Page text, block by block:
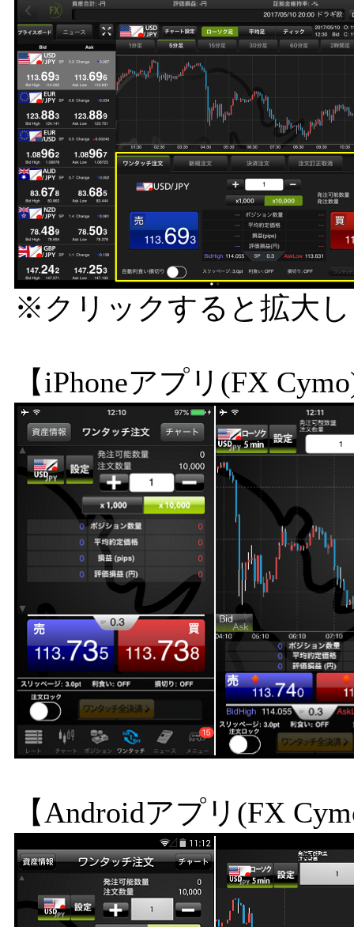
※クリックすると拡大
【iPhoneアプリ(FX
【Androidアプリ(FX